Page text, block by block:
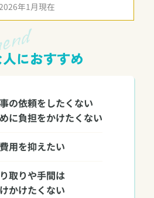
年1月現在
におすすめ
の依頼をしたくない
に負担をかけたくない
用を抑えたい
取りや手間は
かけたくない